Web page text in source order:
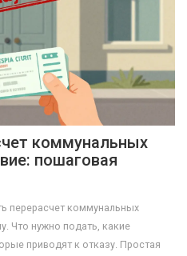
коммунальных
пошаговая
перерасчет коммунальных
Что нужно подать, какие
приводят к отказу. Простая